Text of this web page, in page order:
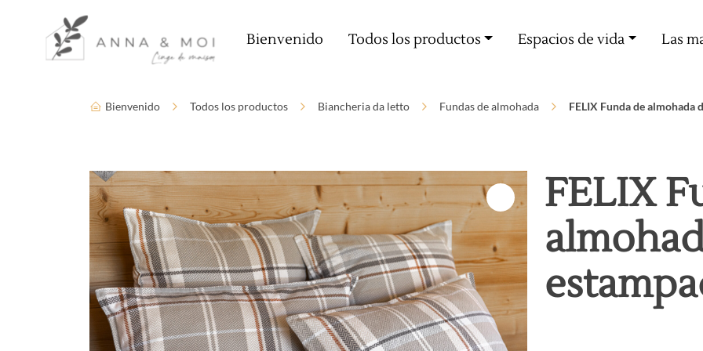
Parámetros de accesibilidad
Bienvenido Todos los productos Espacios de vida Las
Bienvenido Todos los productos Biancheria da letto Fundas de almohada FELIX Funda de almohada
FELIX